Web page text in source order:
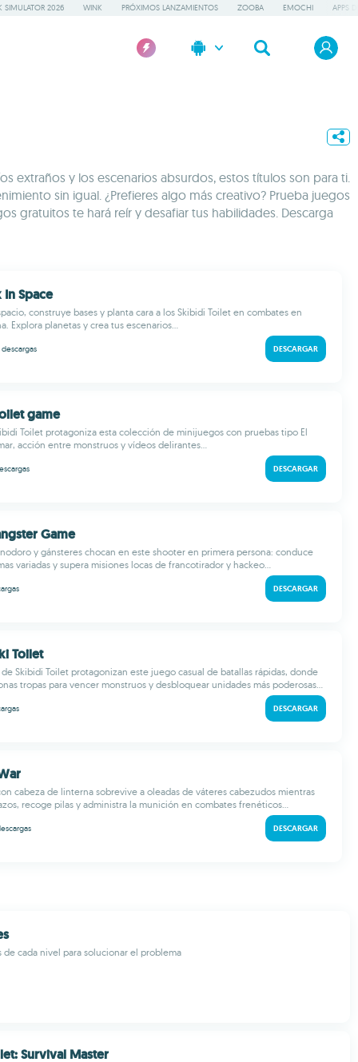
SIMULATOR 2026 WINK PRÓXIMOS LANZAMIENTOS ZOOBA EMOCHI APPS
extraños y los escenarios absurdos, estos títulos son para ti.
sin igual. ¿Prefieres algo más creativo? Prueba juegos
gratuitos te hará reír y desafiar tus habilidades. Descarga
Space
construye bases y planta cara a los Skibidi Toilet en combates en
Explora planetas y crea tus escenarios...
descargas DESCARGAR
game
Toilet protagoniza esta colección de minijuegos con pruebas tipo El
acción entre monstruos y vídeos delirantes...
DESCARGAR
Game
y gánsteres chocan en este shooter en primera persona: conduce
variadas y supera misiones locas de francotirador y hackeo...
DESCARGAR
Toilet
de Skibidi Toilet protagonizan este juego casual de batallas rápidas, donde
tropas para vencer monstruos y desbloquear unidades más poderosas...
DESCARGAR
cabeza de linterna sobrevive a oleadas de váteres cabezudos mientras
recoge pilas y administra la munición en combates frenéticos...
DESCARGAR
de cada nivel para solucionar el problema
Survival Master